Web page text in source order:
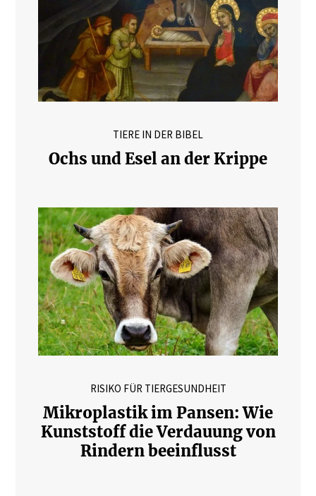
TIERE IN DER BIBEL
Ochs und Esel an der Krippe
RISIKO FÜR TIERGESUNDHEIT
Mikroplastik im Pansen: Wie
Kunststoff die Verdauung von
Rindern beeinflusst